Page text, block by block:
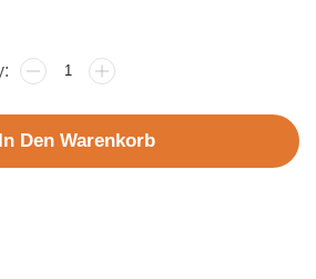
In Den Warenkorb